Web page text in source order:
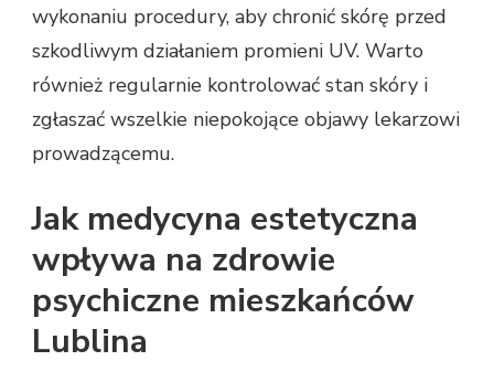
wykonaniu procedury, aby chronić skórę przed
szkodliwym działaniem promieni UV. Warto
również regularnie kontrolować stan skóry i
zgłaszać wszelkie niepokojące objawy lekarzowi
prowadzącemu.
Jak medycyna estetyczna
wpływa na zdrowie
psychiczne mieszkańców
Lublina